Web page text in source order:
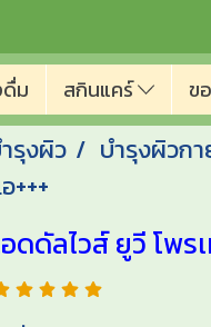
ดื่ม สกินแคร์ ข
รุงผิว
บำรุงผิวก
+++
อดดัลไวส์ ยูวี โพ